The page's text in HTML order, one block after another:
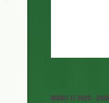
ΜΆΙΟΣ 17 2020 -